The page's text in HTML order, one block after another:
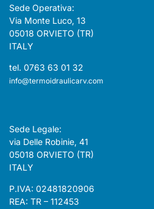
Sede Operativa:
Via Monte Luco, 13
05018 ORVIETO (TR)
ITALY
tel. 0763 63 01 32
info@termoidraulicarv.com
Sede Legale:
via Delle Robinie, 41
05018 ORVIETO (TR)
ITALY
P.IVA: 02481820906
REA: TR – 112453